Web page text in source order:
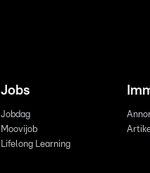
Jobs
Jobdag
Moovijob
Lifelong Learning